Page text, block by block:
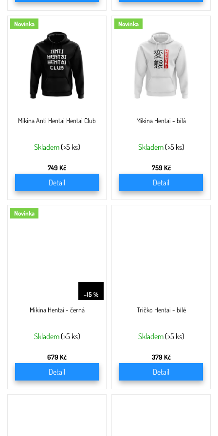
Novinka
Mikina Anti Hentai Hentai Club
Skladem (>5 ks)
749 Kč
Detail
Novinka
Mikina Hentai - bílá
Skladem (>5 ks)
759 Kč
Detail
Novinka
–15 %
Mikina Hentai - černá
Skladem (>5 ks)
679 Kč
Detail
Tričko Hentai - bílé
Skladem (>5 ks)
379 Kč
Detail